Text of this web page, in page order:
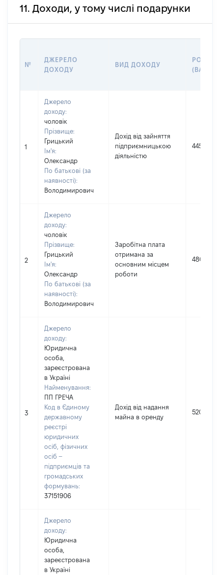
11. Доходи, у тому числі подарунки
№
ДЖЕРЕЛО
ДОХОДУ
ВИД ДОХОДУ
РОЗМІР
1
Джерело
доходу:
чоловік
Прізвище:
Грицький
Ім'я:
Олександр
По батькові (за
наявності):
Володимирович
Дохід від зайняття
підприємницькою
діяльністю
445948
2
Джерело
доходу:
чоловік
Прізвище:
Грицький
Ім'я:
Олександр
По батькові (за
наявності):
Володимирович
Заробітна плата
отримана за
основним місцем
роботи
4800
3
Джерело
доходу:
Юридична
особа,
зареєстрована
в Україні
Найменування:
ПП ГРЕЧА
Код в Єдиному
державному
реєстрі
юридичних
осіб, фізичних
осіб –
підприємців та
громадських
формувань:
37151906
Дохід від надання
майна в оренду
52000
Джерело
доходу:
Юридична
особа,
зареєстрована
в Україні